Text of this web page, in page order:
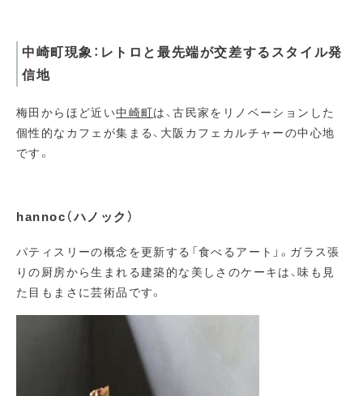
中崎町現象：レトロと最先端が交差するスタイル発
信地
梅田からほど近い中崎町は、古民家をリノベーションした
個性的なカフェが集まる、大阪カフェカルチャーの中心地
です。
hannoc（ハノック）
パティスリーの概念を更新する「食べるアート」。ガラス張
りの厨房から生まれる建築的な美しさのケーキは、味も見
た目もまさに芸術品です。